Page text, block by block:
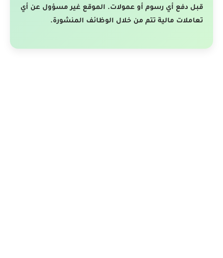
قبل دفع أي رسوم أو عمولات. الموقع غير مسؤول عن أي
تعاملات مالية تتم من خلال الوظائف المنشورة.